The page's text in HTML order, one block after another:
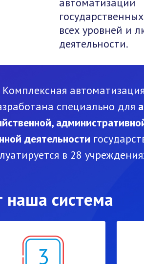
всех уровней и
деятельности.
специально для
деятельности
в 28
наша система